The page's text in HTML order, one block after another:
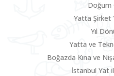
Doğum
Yatta Şirket
Yıl
Yatta ve
Boğazda Kına ve
İstanbul Yat